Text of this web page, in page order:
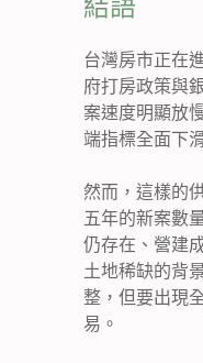
結語
台灣房市正在
府打房政策與
案速度明顯放
端指標全面下
然而，這樣的
五年的新案數
仍存在、營建
土地稀缺的背
整，但要出現
易。